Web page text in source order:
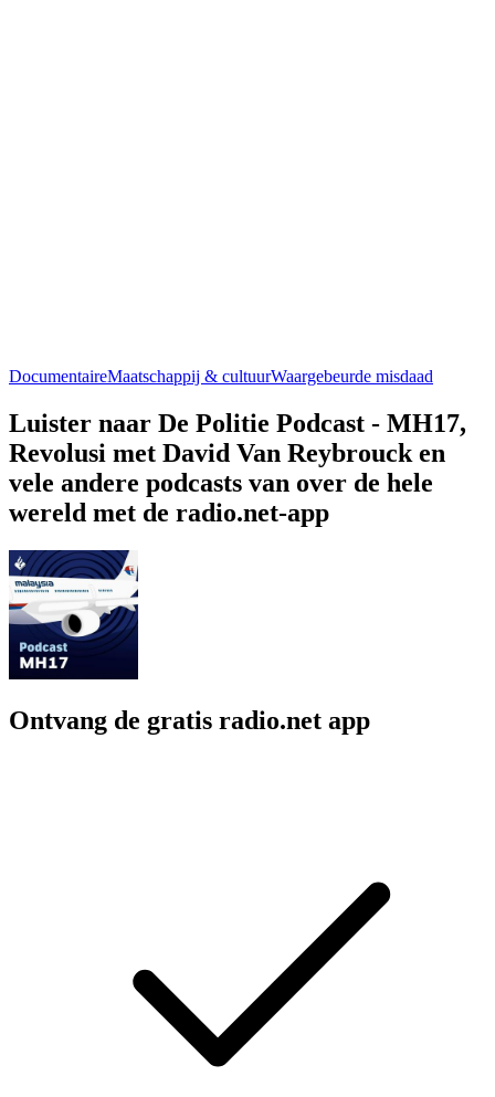
DocumentaireMaatschappij & cultuurWaargebeurde misdaad
Luister naar De Politie Podcast - MH17,
Revolusi met David Van Reybrouck en
vele andere podcasts van over de hele
wereld met de radio.net-app
Ontvang de gratis radio.net app